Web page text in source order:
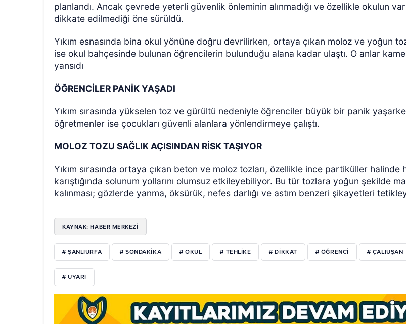
planlandı. Ancak çevrede yeterli güvenlik önleminin alınmadığı ve özellikle okulun
dikkate edilmediği öne sürüldü.
Yıkım esnasında bina okul yönüne doğru devrilirken, ortaya çıkan moloz ve yoğun
ise okul bahçesinde bulunan öğrencilerin bulunduğu alana kadar ulaştı. O anlar
yansıdı
ÖĞRENCİLER PANİK YAŞADI
Yıkım sırasında yükselen toz ve gürültü nedeniyle öğrenciler büyük bir panik
öğretmenler ise çocukları güvenli alanlara yönlendirmeye çalıştı.
MOLOZ TOZU SAĞLIK AÇISINDAN RİSK TAŞIYOR
Yıkım sırasında ortaya çıkan beton ve moloz tozları, özellikle ince partiküller halinde
karıştığında solunum yollarını olumsuz etkileyebiliyor. Bu tür tozlara yoğun şekilde
kalınması; gözlerde yanma, öksürük, nefes darlığı ve astım benzeri şikayetleri
KAYNAK: HABER MERKEZİ
# ŞANLIURFA # SONDAKIKA # OKUL # TEHLIKE # DIKKAT # ÖĞRENCI # ÇALIUŞAN
# UYARI
ÖZEL HABER ÖZEL HABER